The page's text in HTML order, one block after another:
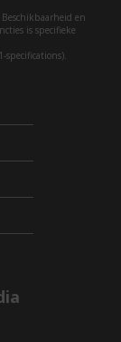
en
is specifieke